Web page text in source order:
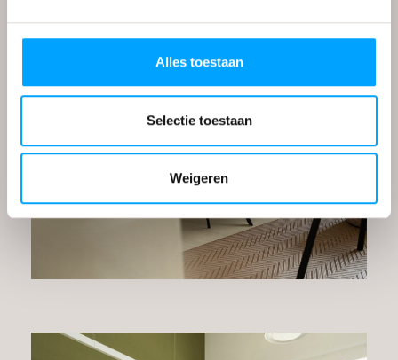
Alles toestaan
Selectie toestaan
Weigeren